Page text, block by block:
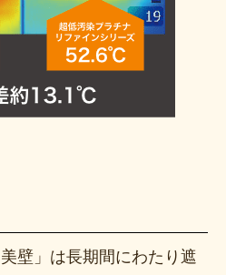
壁」は長期間にわたり遮